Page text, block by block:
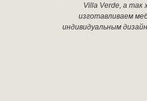
Villa Verde, а так
изготавливаем
индивидуальным